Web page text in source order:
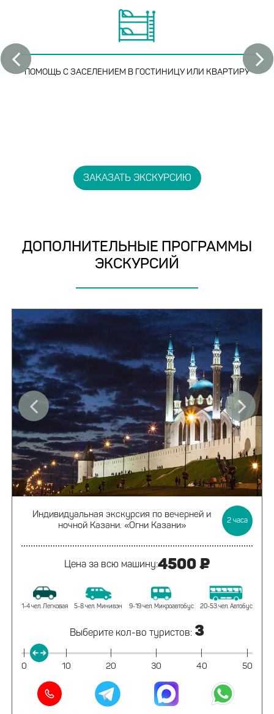
ПОМОЩЬ С ЗАСЕЛЕНИЕМ В ГОСТИНИЦУ ИЛИ КВАРТИРУ
ЗАКАЗАТЬ ЭКСКУРСИЮ
ДОПОЛНИТЕЛЬНЫЕ ПРОГРАММЫ
ЭКСКУРСИЙ
Индивидуальная экскурсия по вечерней и
ночной Казани. «Огни Казани»
2часа
Цена за всю машину:4500 ₽
1-4 чел. Легковая 5-8 чел. Минивэн 9-19 чел. Микроавтобус 20-53 чел. Автобус
Выберите кол-во туристов: 3
|
0
|
10
|
20
|
30
|
40
|
50